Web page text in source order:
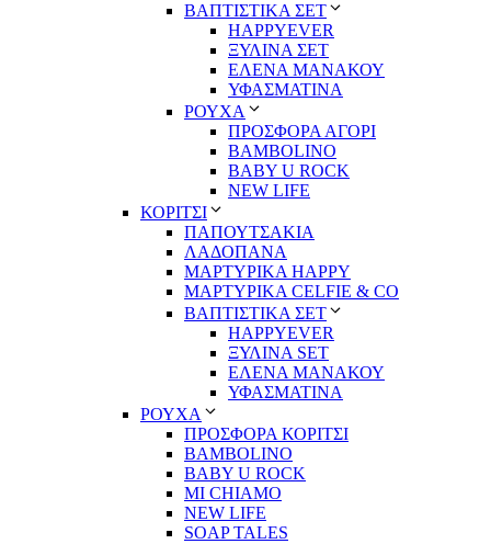
ΒΑΠΤΙΣΤΙΚΑ ΣΕΤ
HAPPYEVER
ΞΥΛΙΝΑ ΣΕΤ
ΕΛΕΝΑ ΜΑΝΑΚΟΥ
ΥΦΑΣΜΑΤΙΝΑ
ΡΟΥΧΑ
ΠΡΟΣΦΟΡΑ ΑΓΟΡΙ
BAMBOLINO
BABY U ROCK
NEW LIFE
ΚΟΡΙΤΣΙ
ΠΑΠΟΥΤΣΑΚΙΑ
ΛΑΔΟΠΑΝΑ
ΜΑΡΤΥΡΙΚΑ HAPPY
ΜΑΡΤΥΡΙΚΑ CELFIE & CO
ΒΑΠΤΙΣΤΙΚΑ ΣΕΤ
HAPPYEVER
ΞΥΛΙΝΑ SET
ΕΛΕΝΑ ΜΑΝΑΚΟΥ
ΥΦΑΣΜΑΤΙΝΑ
ΡΟΥΧΑ
ΠΡΟΣΦΟΡΑ ΚΟΡΙΤΣΙ
BAMBOLINO
BABY U ROCK
MI CHIAMO
NEW LIFE
SOAP TALES